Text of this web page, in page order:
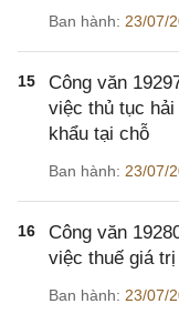
Ban hành: 23/07/
15
Công văn
việc thủ tục
khẩu tại chỗ
Ban hành: 23/07/
16
Công văn
việc thuế giá
Ban hành: 23/07/